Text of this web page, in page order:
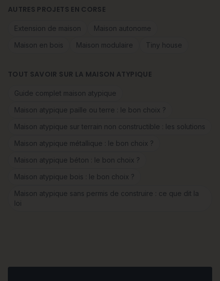
AUTRES PROJETS EN CORSE
Extension de maison
Maison autonome
Maison en bois
Maison modulaire Tiny house
TOUT SAVOIR SUR LA MAISON ATYPIQUE
Guide complet maison atypique
Maison atypique paille ou terre : le bon choix ?
Maison atypique sur terrain non constructible : les solutions
Maison atypique métallique : le bon choix ?
Maison atypique béton : le bon choix ?
Maison atypique bois : le bon choix ?
Maison atypique sans permis de construire : ce que dit la
loi